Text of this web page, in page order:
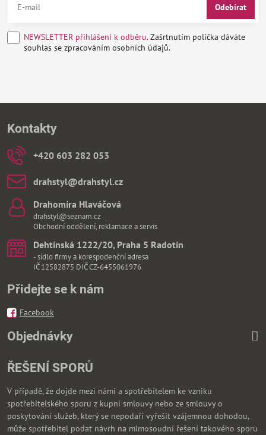
Odebírat
NEWSLETTER přihlášení k odběru.Zašrtnutím políčka dáváte
souhlas se zpracováním osobních údajů.
Kontakty
+420 603 282 053
drahstyl​@drahstyl​.cz
Drahomíra Hlaváčová
drahstyl@seznam.cz
Obchodní oddělení, reklamace a servis
Dehtínská 1222/20, Praha 5 Radotín
- sídlo firmy a korespodenční adresa
IČ 12582875 DIČ CZ-6455061976
Přidejte se k nám
Facebook
Objednávky
ŘEŠENÍ SPORŮ
V případě, že dojde mezi námi a spotřebitelem ke vzniku
spotřebitelského sporu z kupní smlouvy nebo ze smlouvy o
poskytování služeb, který se nepodaří vyřešit vzájemnou dohodou,
může spotřebitel podat návrh na mimosoudní řešení takového sporu